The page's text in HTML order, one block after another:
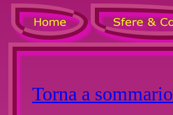
Torna a sommario